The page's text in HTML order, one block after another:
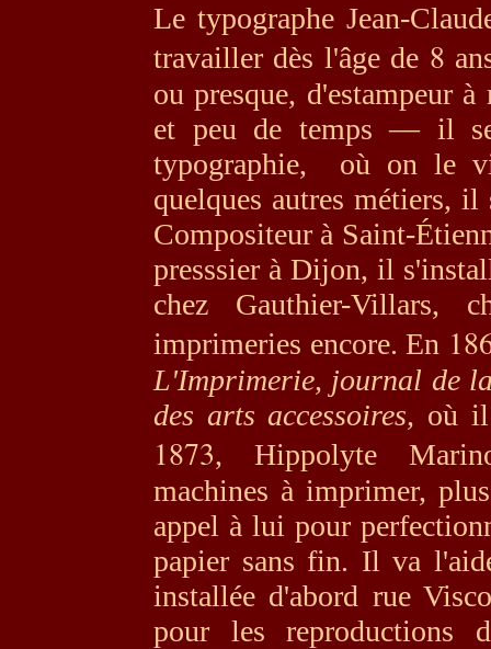
Le typographe Jean-
travailler dès l'âge de 8
ou presque, d'estampeur
et peu de temps — il
typographie, où on le
quelques autres métiers,
Compositeur à Saint-
presssier à Dijon, il
chez Gauthier-Villars,
imprimeries encore. En
L'Imprimerie, journal de
des arts accessoires, où il
1873, Hippolyte
machines à imprimer,
appel à lui pour
papier sans fin. Il va
installée d'abord rue
pour les reproductions